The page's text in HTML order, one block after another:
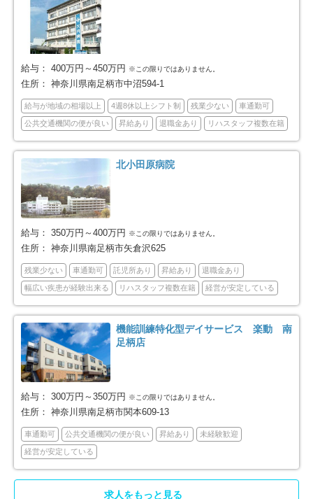
横浜市泉区 42
川崎市中原区 63 川崎市高津区 59
川崎市多摩区 川崎市宮前区
川崎市麻生区 42
相模原市緑区 26 相模原市中央区
相模原市南区 79 横須賀市 57
藤沢市 96 小田原市
茅ヶ崎市 50
三浦市 秦野市
厚木市 60 大和市 42
伊勢原市 海老名市
給与： 400万円～450万円 ※この限りではありません。
住所： 神奈川県南足柄市中沼594-1
給与が地域の相場以上 4週8休以上シフト制 残業少ない 車通勤可
公共交通機関の便が良い 昇給あり 退職金あり リハスタッフ複数在籍
北小田原病院
給与： 350万円～400万円 ※この限りではありません。
住所： 神奈川県南足柄市矢倉沢625
残業少ない 車通勤可 託児所あり 昇給あり 退職金あり
幅広い疾患が経験出来る リハスタッフ複数在籍 経営が安定している
機能訓練特化型デイサービス 楽動 南
足柄店
給与： 300万円～350万円 ※この限りではありません。
住所： 神奈川県南足柄市関本609-13
車通勤可 公共交通機関の便が良い 昇給あり 未経験歓迎
経営が安定している
求人をもっと見る